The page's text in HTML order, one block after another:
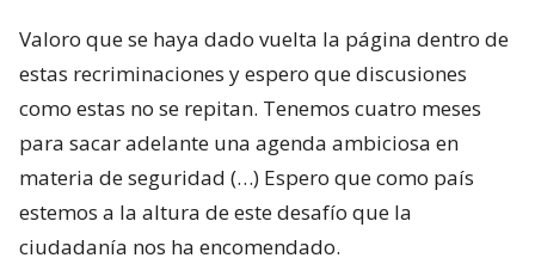
Valoro que se haya dado vuelta la página dentro de
estas recriminaciones y espero que discusiones
como estas no se repitan. Tenemos cuatro meses
para sacar adelante una agenda ambiciosa en
materia de seguridad (…) Espero que como país
estemos a la altura de este desafío que la
ciudadanía nos ha encomendado.